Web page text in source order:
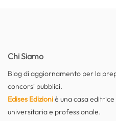
Chi Siamo
Blog di aggiornamento per la
concorsi pubblici.
Edises Edizioniè una casa
universitaria e professionale.